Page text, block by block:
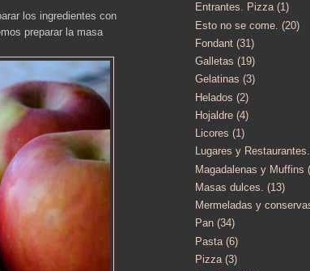
los ingredientes con
preparar la masa
Entrantes. Pizza (1)
Esto no se come. (20)
Fondant (31)
Galletas (19)
Gelatinas (3)
Helados (2)
Hojaldre (4)
Licores (1)
Lugares y Restaurantes.
Magadalenas y Muffins
Masas dulces. (13)
Mermeladas y
Pan (34)
Pasta (6)
Pizza (3)